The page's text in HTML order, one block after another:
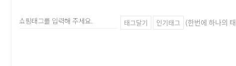
태그달기 인기태그 (한번에 하나의